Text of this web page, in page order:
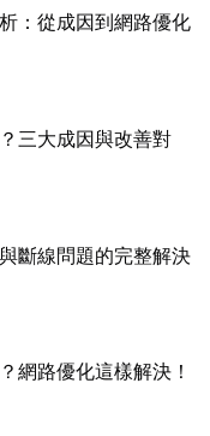
：從成因到網路優化
三大成因與改善對
斷線問題的完整解決
網路優化這樣解決！